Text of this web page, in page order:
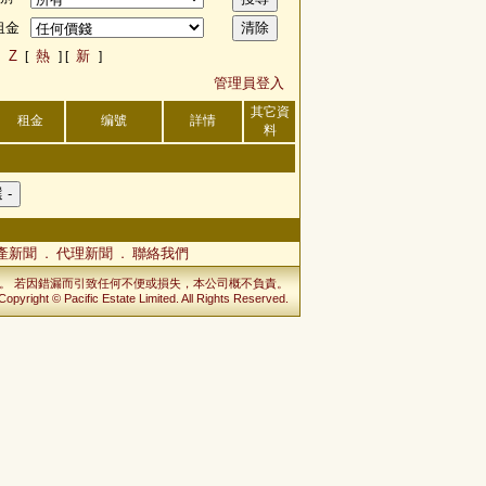
金
Z [ 熱 ] [ 新 ]
管理員登入
租金 编號 詳情
其它資
料
新聞 ． 代理新聞 ． 聯絡我們
若因錯漏而引致任何不便或損失，本公司概不負責。
© Pacific Estate Limited. All Rights Reserved.